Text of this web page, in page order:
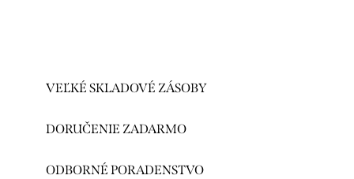
VEĽKÉ SKLADOVÉ ZÁSOBY
DORUČENIE ZADARMO
ODBORNÉ PORADENSTVO